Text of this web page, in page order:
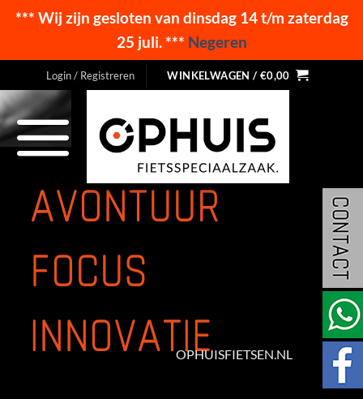
*** Wij zijn gesloten van dinsdag 14 t/m zaterdag
25 juli. *** Negeren
naar
inhoud
Login / Registreren WINKELWAGEN / €0,00
AVONTUUR
FOCUS
INNOVATIEOPHUISFIETSEN.NL